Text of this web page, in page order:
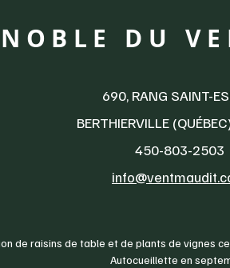
DU
690, RANG SAINT-
BERTHIERVILLE
450-803-2503
de raisins de table et de plants de vignes
Autocueillette en